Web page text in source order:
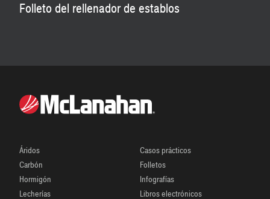
Folleto del rellenador de establos
Áridos
Carbón
Hormigón
Lecherías
Casos prácticos
Folletos
Infografías
Libros electrónicos